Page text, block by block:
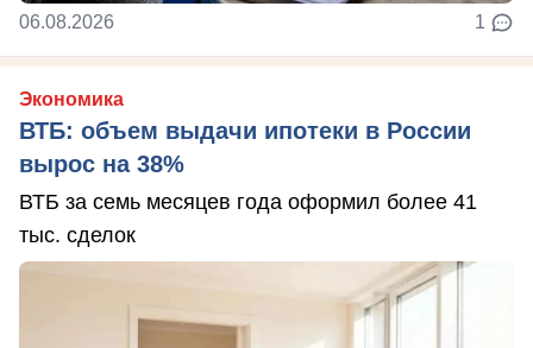
06.08.2026 1
Экономика
ВТБ: объем выдачи ипотеки в России
вырос на 38%
ВТБ за семь месяцев года оформил более 41
тыс. сделок